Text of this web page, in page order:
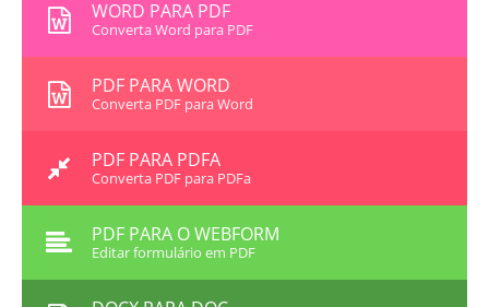
WORD PARA PDF
Converta Word para PDF
PDF PARA WORD
Converta PDF para Word
PDF PARA PDFA
Converta PDF para PDFa
PDF PARA O WEBFORM
Editar formulário em PDF